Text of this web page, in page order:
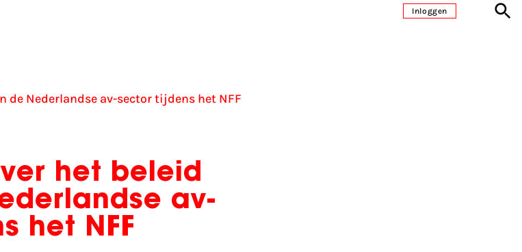
Inloggen
de Nederlandse av-sector tijdens het NFF
het beleid
av-
het NFF